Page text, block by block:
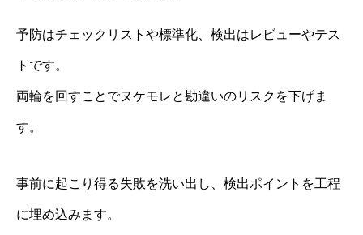
予防はチェックリストや標準化、検出はレビューやテス
トです。
両輪を回すことでヌケモレと勘違いのリスクを下げま
す。
事前に起こり得る失敗を洗い出し、検出ポイントを工程
に埋め込みます。